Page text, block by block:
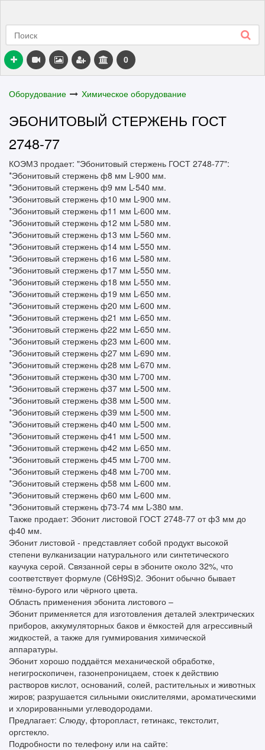
0
Оборудование Химическое оборудование
ЭБОНИТОВЫЙ СТЕРЖЕНЬ ГОСТ
2748-77
КОЭМЗ продает: "Эбонитовый стержень ГОСТ 2748-77":
*Эбонитовый стержень ф8 мм L-900 мм.
*Эбонитовый стержень ф9 мм L-540 мм.
*Эбонитовый стержень ф10 мм L-900 мм.
*Эбонитовый стержень ф11 мм L-600 мм.
*Эбонитовый стержень ф12 мм L-580 мм.
*Эбонитовый стержень ф13 мм L-560 мм.
*Эбонитовый стержень ф14 мм L-550 мм.
*Эбонитовый стержень ф16 мм L-580 мм.
*Эбонитовый стержень ф17 мм L-550 мм.
*Эбонитовый стержень ф18 мм L-550 мм.
*Эбонитовый стержень ф19 мм L-650 мм.
*Эбонитовый стержень ф20 мм L-600 мм.
*Эбонитовый стержень ф21 мм L-650 мм.
*Эбонитовый стержень ф22 мм L-650 мм.
*Эбонитовый стержень ф23 мм L-600 мм.
*Эбонитовый стержень ф27 мм L-690 мм.
*Эбонитовый стержень ф28 мм L-670 мм.
*Эбонитовый стержень ф30 мм L-700 мм.
*Эбонитовый стержень ф37 мм L-500 мм.
*Эбонитовый стержень ф38 мм L-500 мм.
*Эбонитовый стержень ф39 мм L-500 мм.
*Эбонитовый стержень ф40 мм L-500 мм.
*Эбонитовый стержень ф41 мм L-500 мм.
*Эбонитовый стержень ф42 мм L-650 мм.
*Эбонитовый стержень ф45 мм L-700 мм.
*Эбонитовый стержень ф48 мм L-700 мм.
*Эбонитовый стержень ф58 мм L-600 мм.
*Эбонитовый стержень ф60 мм L-600 мм.
*Эбонитовый стержень ф73-74 мм L-380 мм.
Также продает: Эбонит листовой ГОСТ 2748-77 от ф3 мм до
ф40 мм.
Эбонит листовой - представляет собой продукт высокой
степени вулканизации натурального или синтетического
каучука серой. Связанной серы в эбоните около 32%, что
соответствует формуле (C6H9S)2. Эбонит обычно бывает
тёмно-бурого или чёрного цвета.
Область применения эбонита листового –
Эбонит применяется для изготовления деталей электрических
приборов, аккумуляторных баков и ёмкостей для агрессивный
жидкостей, а также для гуммирования химической
аппаратуры.
Эбонит хорошо поддаётся механической обработке,
негигроскопичен, газонепроницаем, стоек к действию
растворов кислот, оснований, солей, растительных и животных
жиров; разрушается сильными окислителями, ароматическими
и хлорированными углеводородами.
Предлагает: Слюду, фторопласт, гетинакс, текстолит,
оргстекло.
Подробности по телефону или на сайте: